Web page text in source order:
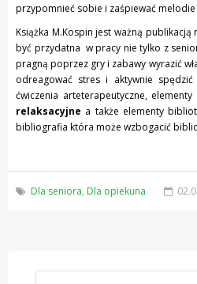
przypomnieć sobie i zaśpiewać melodie
Książka M.Kospin jest ważną
być przydatna w pracy nie tylko z
pragną poprzez gry i zabawy wyrazić
odreagować stres i aktywnie
ćwiczenia arteterapeutyczne, elementy
relaksacyjne a także elementy
bibliografia która może wzbogacić
Dla seniora, Dla opiekuna